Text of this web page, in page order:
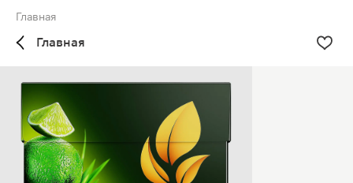
Главная
Главная